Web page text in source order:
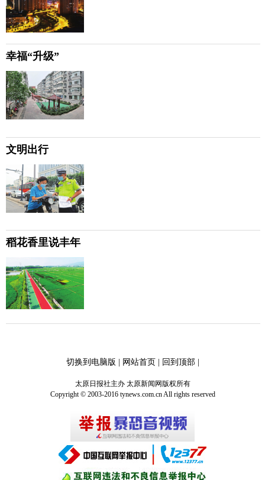
幸福“升级”
文明出行
稻花香里说丰年
切换到电脑版 | 网站首页| 回到顶部|
太原日报社主办 太原新闻网版权所有
Copyright © 2003-2016 tynews.com.cn All rights reserved